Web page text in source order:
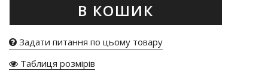
В КОШИК
Задати питання по цьому товару
Таблиця розмірів